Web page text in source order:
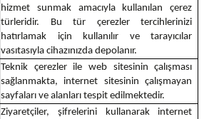
hizmet sunmak amacıyla kullanılan çerez
türleridir. Bu tür çerezler tercihlerinizi
hatırlamak için kullanılır ve tarayıcılar
vasıtasıyla cihazınızda depolanır.
Teknik çerezler ile web sitesinin çalışması
sağlanmakta, internet sitesinin çalışmayan
sayfaları ve alanları tespit edilmektedir.
Ziyaretçiler, şifrelerini kullanarak internet